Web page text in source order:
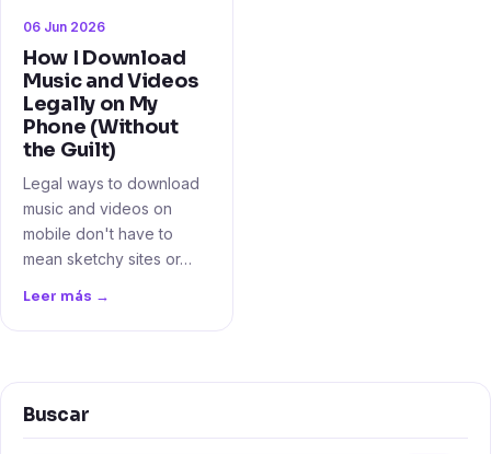
06 Jun 2026
How I Download
Music and Videos
Legally on My
Phone (Without
the Guilt)
Legal ways to download
music and videos on
mobile don't have to
mean sketchy sites or…
Leer más →
Buscar